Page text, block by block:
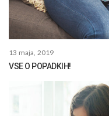
13 maja, 2019
VSE O POPADKIH!